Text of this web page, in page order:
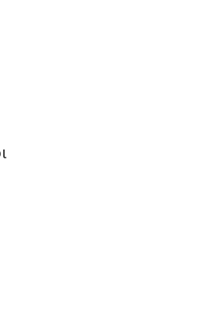
- INTERSTAR - 2002-2009